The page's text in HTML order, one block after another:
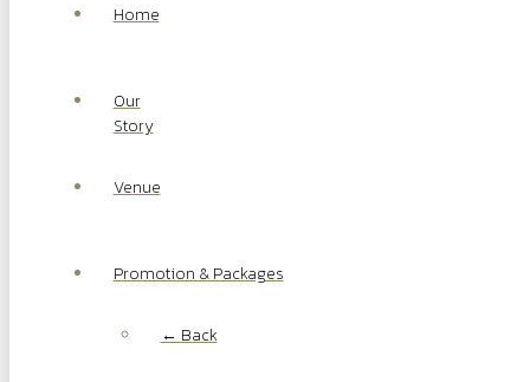
Home
Our
Story
Venue
Promotion & Packages
← Back